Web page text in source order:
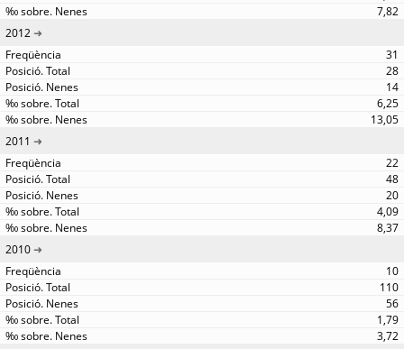
7,82
2012
31
28
14
6,25
13,05
2011
22
48
20
4,09
8,37
2010
10
110
56
1,79
3,72